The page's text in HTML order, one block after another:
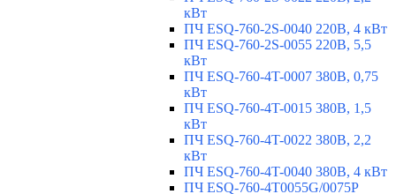
кВт
ПЧ ESQ-760-2S-0040 220В, 4 кВт
ПЧ ESQ-760-2S-0055 220В, 5,5
кВт
ПЧ ESQ-760-4T-0007 380В, 0,75
кВт
ПЧ ESQ-760-4T-0015 380В, 1,5
кВт
ПЧ ESQ-760-4T-0022 380В, 2,2
кВт
ПЧ ESQ-760-4T-0040 380В, 4 кВт
ПЧ ESQ-760-4T0055G/0075P